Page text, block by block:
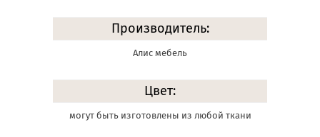
Производитель:
Алис мебель
Цвет:
могут быть изготовлены из любой ткани